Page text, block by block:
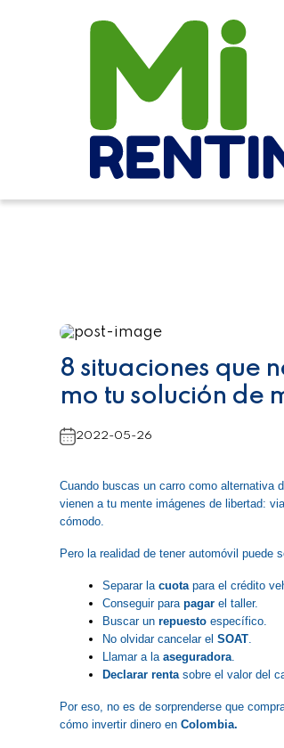
8 situaciones que
mo tu solución de
2022-05-26
Cuando buscas un carro como alternativa
vienen a tu mente imágenes de libertad:
cómodo.
Pero la realidad de tener automóvil puede
Separar la cuota para el crédito
Conseguir para pagar el taller.
Buscar un repuesto específico.
No olvidar cancelar el SOAT
Llamar a la aseguradora
Declarar renta sobre el valor del
Por eso, no es de sorprenderse que
cómo invertir dinero en Colombia.